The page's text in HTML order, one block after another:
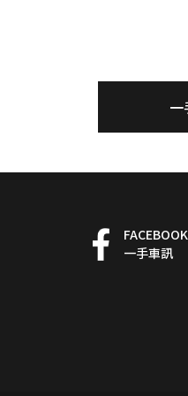
一
FACEBOOK
一手車訊